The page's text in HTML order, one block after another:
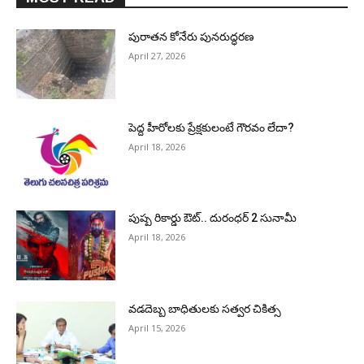
పురాత‌న కోనేరు పున‌రుద్ధ‌ర‌ణ
April 27, 2026
పెద్ద హీరోల‌కు ప్రేక్ష‌కులంటే గౌర‌వం లేదా?
April 18, 2026
పుష్ప రికార్డు ఔట్‌.. దురంధ‌ర్ 2 సునామీ
April 18, 2026
వడదెబ్బ బాధితులకు సత్వర చికిత్స
April 15, 2026